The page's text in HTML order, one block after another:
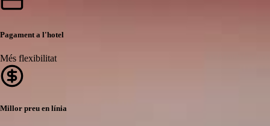
Pagament a l'hotel
Més flexibilitat
Millor preu en línia